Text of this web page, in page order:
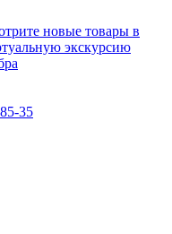
новые товары в
экскурсию
35